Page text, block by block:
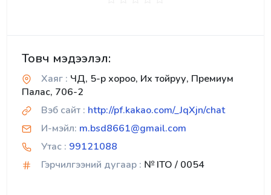
Товч мэдээлэл:
Хаяг : ЧД, 5-р хороо, Их тойруу, Премиум
Палас, 706-2
Вэб сайт : http://pf.kakao.com/_JqXjn/chat
И-мэйл: m.bsd8661@gmail.com
Утас : 99121088
Гэрчилгээний дугаар : № ITO / 0054